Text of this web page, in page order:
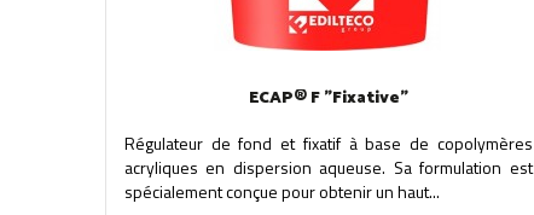
ECAP® F "Fixative"
Régulateur de fond et fixatif à base de copolymères
acryliques en dispersion aqueuse. Sa formulation est
spécialement conçue pour obtenir un haut...